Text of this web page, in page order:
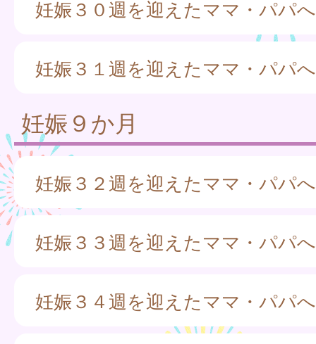
妊娠３０週を迎えたママ・パパへ
妊娠３１週を迎えたママ・パパへ
妊娠９か月
妊娠３２週を迎えたママ・パパへ
妊娠３３週を迎えたママ・パパへ
妊娠３４週を迎えたママ・パパへ